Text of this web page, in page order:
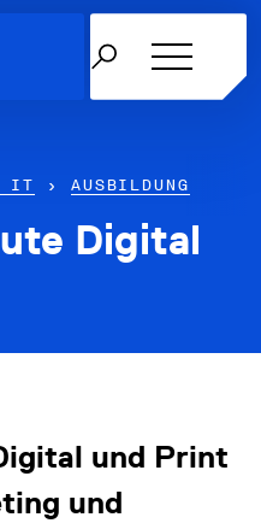
IT › AUSBILDUNG
Digital
und Print
und